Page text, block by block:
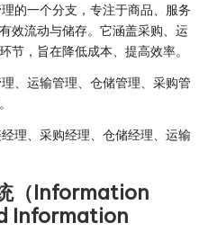
的一个分支，专注于商品、服务
效流动与储存。它涵盖采购、运
节，旨在降低成本、提高效率。
、运输管理、仓储管理、采购管
理、采购经理、仓储经理、运输
（Information
Information